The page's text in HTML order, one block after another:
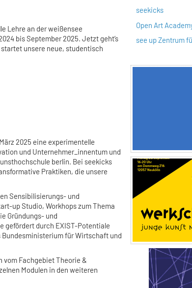
Lehre an der weißensee
bis September 2025. Jetzt geht’s
unsere neue, studentisch
2025 eine experimentelle
und Unternehmer_innentum und
berlin. Bei seekicks
Praktiken, die unsere
Sensibilisierungs- und
up Studio, Workhops zum Thema
Gründungs- und
gefördert durch EXIST-Potentiale
Bundesministerium für Wirtschaft und
vom Fachgebiet Theorie &
Modulen in den weiteren
seekicks
Open Art
see up Zentrum